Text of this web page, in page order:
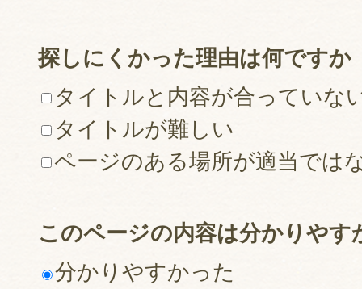
探しにくかった理由は何ですか
タイトルと内容が合っていな
タイトルが難しい
ページのある場所が適当では
このページの内容は分かりやす
分かりやすかった